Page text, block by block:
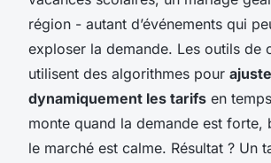
région - autant d’événements qui
exploser la demande. Les outils de
utilisent des algorithmes pour
dynamiquement les tarifs en
monte quand la demande est forte,
le marché est calme. Résultat ? Un